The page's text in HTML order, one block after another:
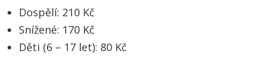
Dospělí: 210 Kč
Snížené: 170 Kč
Děti (6 – 17 let): 80 Kč